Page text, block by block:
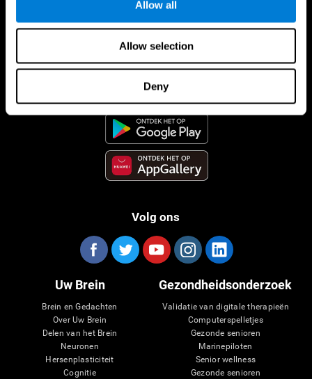
Allow all
Allow selection
Deny
CogniFit App
Volg ons
Uw Brein
Brein en Gedachten
Over Uw Brein
Delen van het Brein
Neuronen
Hersenplasticiteit
Cognitie
Gezondheidsonderzoek
Validatie van digitale therapieën
Computerspelletjes
Gezonde senioren
Marinepiloten
Senior wellness
Gezonde senioren